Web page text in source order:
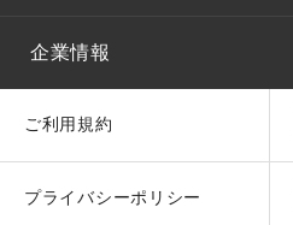
企業情報
ご利用規約
プライバシーポリシー